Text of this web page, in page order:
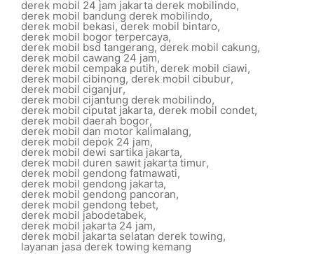
derek mobil 24 jam jakarta derek mobilindo,
derek mobil bandung derek mobilindo,
derek mobil bekasi, derek mobil bintaro,
derek mobil bogor terpercaya,
derek mobil bsd tangerang,derek mobil cakung,
derek mobil cawang 24 jam,
derek mobil cempaka putih,derek mobil ciawi,
derek mobil cibinong,derek mobil cibubur,
derek mobil ciganjur,
derek mobil cijantung derek mobilindo,
derek mobil ciputat jakarta, derek mobil condet,
derek mobil daerah bogor,
derek mobil dan motor kalimalang,
derek mobil depok 24 jam,
derek mobil dewi sartika jakarta,
derek mobil duren sawit jakarta timur,
derek mobil gendong fatmawati,
derek mobil gendong jakarta,
derek mobil gendong pancoran,
derek mobil gendong tebet,
derek mobil jabodetabek,
derek mobil jakarta 24 jam,
derek mobil jakarta selatan derek towing,
layanan jasa derek towing kemang